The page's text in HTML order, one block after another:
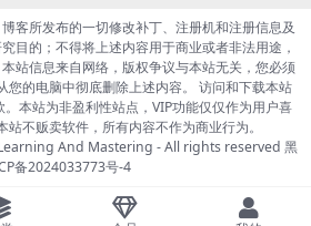
客所发布的一切修改补丁、注册机和注册信息及
目的；不得将上述内容用于商业或者非法用途，
站信息来自网络，版权争议与本站无关，您必须
您的电脑中彻底删除上述内容。 访问和下载本站
本站为非盈利性站点，VIP功能仅仅作为用户喜
不贩卖软件，所有内容不作为商业行为。
And Mastering - All rights reserved 黑
备2024033773号-4